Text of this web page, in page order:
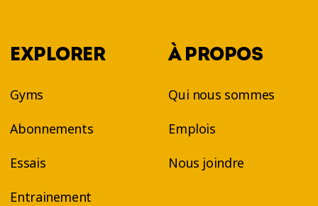
EXPLORER
Gyms
Abonnements
Essais
Entrainement
À PROPOS
Qui nous sommes
Emplois
Nous joindre